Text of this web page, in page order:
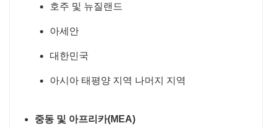
호주 및 뉴질랜드
아세안
대한민국
아시아 태평양 지역 나머지 지역
중동 및 아프리카(MEA)